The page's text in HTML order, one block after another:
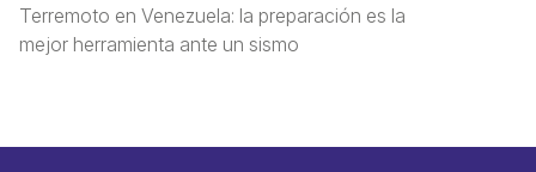
Terremoto en Venezuela: la preparación es la
mejor herramienta ante un sismo